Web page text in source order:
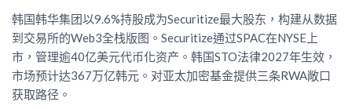
韩国韩华集团以9.6%持股成为Securitize最大股东，构建从数据
到交易所的Web3全栈版图。Securitize通过SPAC在NYSE上
市，管理逾40亿美元代币化资产。韩国STO法律2027年生效，
市场预计达367万亿韩元。对亚太加密基金提供三条RWA敞口
获取路径。